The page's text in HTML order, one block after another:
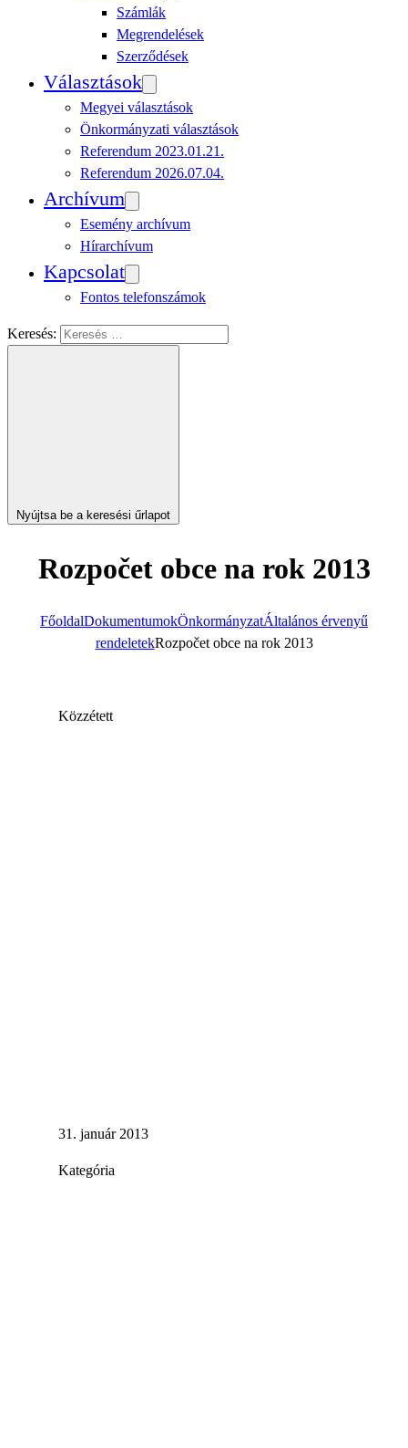
Számlák
Megrendelések
Szerződések
Választások
Megyei választások
Önkormányzati választások
Referendum 2023.01.21.
Referendum 2026.07.04.
Archívum
Esemény archívum
Hírarchívum
Kapcsolat
Fontos telefonszámok
Keresés:
Nyújtsa be a keresési űrlapot
Rozpočet obce na rok 2013
FőoldalDokumentumokÖnkormányzatÁltalános érvenyű
rendeletekRozpočet obce na rok 2013
Közzétett
31. január 2013
Kategória